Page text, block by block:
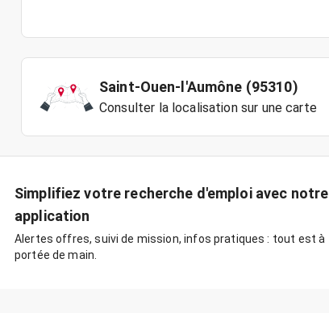
Saint-Ouen-l'Aumône (95310)
Consulter la localisation sur une carte
Simplifiez votre recherche d'emploi avec notre
application
Alertes offres, suivi de mission, infos pratiques : tout est à
portée de main.